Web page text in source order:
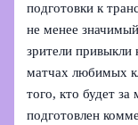
подготовки к
не менее
зрители
матчах любимых
того, кто будет
подготовлен